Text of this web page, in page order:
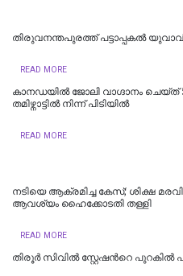
തിരുവനന്തപുരത്ത് പട്ടാപ്പകൽ
READ MORE
കാനഡയിൽ ജോലി വാഗ്ദാനം ചെയ്ത്
തമിഴ്നാട്ടിൽ നിന്ന് പിടിയിൽ
READ MORE
നടിയെ ആക്രമിച്ച കേസ്; ശിക്ഷ
ആവശ്യം ഹൈക്കോടതി തള്ളി
READ MORE
തിരൂർ സിവിൽ സ്റ്റേഷന്‍റെ